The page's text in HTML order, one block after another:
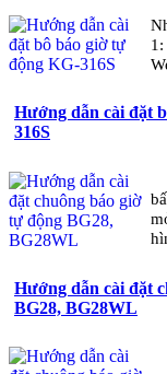
Hướng dẫn cài đặt
316S
Hướng dẫn cài đặt
BG28, BG28WL